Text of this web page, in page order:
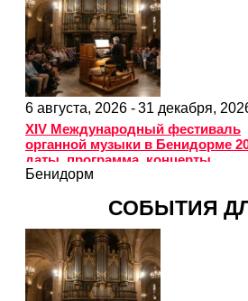
6 августа, 2026 -31 декабря,
XIV Международный фестиваль
органной музыки в Бенидорме
даты, программа, концерты
Бенидорм
СОБЫТИЯ